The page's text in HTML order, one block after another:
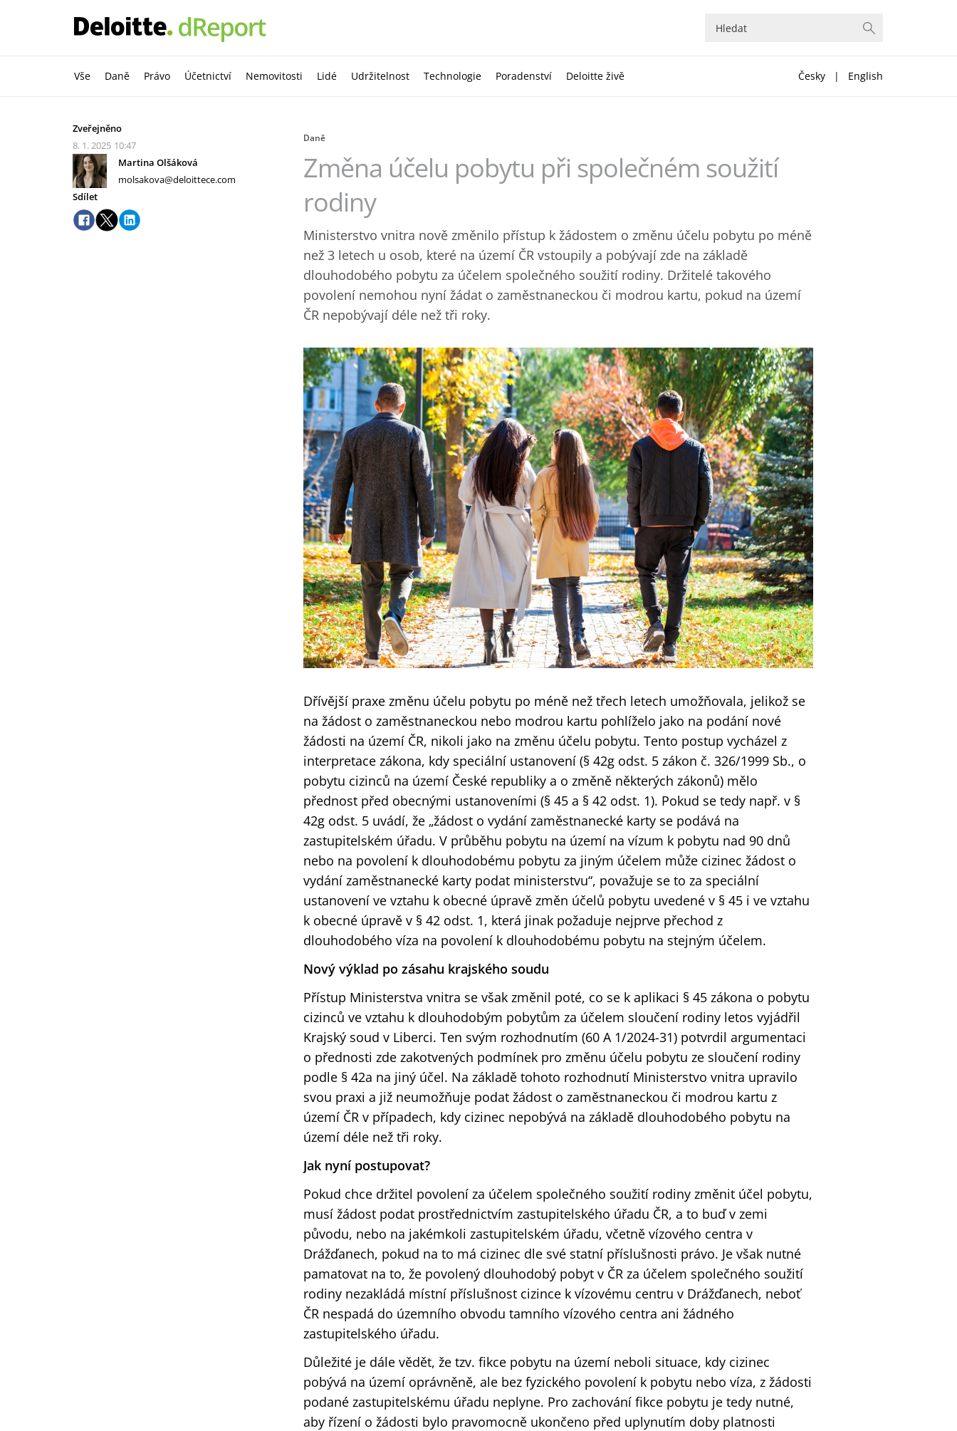
Vše Daně Právo Účetnictví Nemovitosti Lidé Udržitelnost Technologie Poradenství Deloitte živě Česky | English
Zveřejněno
8. 1. 2025 10:47
Martina Olšáková
molsakova@deloittece.com
Sdílet
Daně
Změna účelu pobytu při společném soužití
rodiny
Ministerstvo vnitra nově změnilo přístup k žádostem o změnu účelu pobytu po méně
než 3 letech u osob, které na území ČR vstoupily a pobývají zde na základě
dlouhodobého pobytu za účelem společného soužití rodiny. Držitelé takového
povolení nemohou nyní žádat o zaměstnaneckou či modrou kartu, pokud na území
ČR nepobývají déle než tři roky.
Dřívější praxe změnu účelu pobytu po méně než třech letech umožňovala, jelikož se
na žádost o zaměstnaneckou nebo modrou kartu pohlíželo jako na podání nové
žádosti na území ČR, nikoli jako na změnu účelu pobytu. Tento postup vycházel z
interpretace zákona, kdy speciální ustanovení (§ 42g odst. 5 zákon č. 326/1999 Sb., o
pobytu cizinců na území České republiky a o změně některých zákonů) mělo
přednost před obecnými ustanoveními (§ 45 a § 42 odst. 1). Pokud se tedy např. v §
42g odst. 5 uvádí, že „žádost o vydání zaměstnanecké karty se podává na
zastupitelském úřadu. V průběhu pobytu na území na vízum k pobytu nad 90 dnů
nebo na povolení k dlouhodobému pobytu za jiným účelem může cizinec žádost o
vydání zaměstnanecké karty podat ministerstvu“, považuje se to za speciální
ustanovení ve vztahu k obecné úpravě změn účelů pobytu uvedené v § 45 i ve vztahu
k obecné úpravě v § 42 odst. 1, která jinak požaduje nejprve přechod z
dlouhodobého víza na povolení k dlouhodobému pobytu na stejným účelem.
Nový výklad po zásahu krajského soudu
Přístup Ministerstva vnitra se však změnil poté, co se k aplikaci § 45 zákona o pobytu
cizinců ve vztahu k dlouhodobým pobytům za účelem sloučení rodiny letos vyjádřil
Krajský soud v Liberci. Ten svým rozhodnutím (60 A 1/2024-31) potvrdil argumentaci
o přednosti zde zakotvených podmínek pro změnu účelu pobytu ze sloučení rodiny
podle § 42a na jiný účel. Na základě tohoto rozhodnutí Ministerstvo vnitra upravilo
svou praxi a již neumožňuje podat žádost o zaměstnaneckou či modrou kartu z
území ČR v případech, kdy cizinec nepobývá na základě dlouhodobého pobytu na
území déle než tři roky.
Jak nyní postupovat?
Pokud chce držitel povolení za účelem společného soužití rodiny změnit účel pobytu,
musí žádost podat prostřednictvím zastupitelského úřadu ČR, a to buď v zemi
původu, nebo na jakémkoli zastupitelském úřadu, včetně vízového centra v
Drážďanech, pokud na to má cizinec dle své statní příslušnosti právo. Je však nutné
pamatovat na to, že povolený dlouhodobý pobyt v ČR za účelem společného soužití
rodiny nezakládá místní příslušnost cizince k vízovému centru v Drážďanech, neboť
ČR nespadá do územního obvodu tamního vízového centra ani žádného
zastupitelského úřadu.
Důležité je dále vědět, že tzv. fikce pobytu na území neboli situace, kdy cizinec
pobývá na území oprávněně, ale bez fyzického povolení k pobytu nebo víza, z žádosti
podané zastupitelskému úřadu neplyne. Pro zachování fikce pobytu je tedy nutné,
aby řízení o žádosti bylo pravomocně ukončeno před uplynutím doby platnosti